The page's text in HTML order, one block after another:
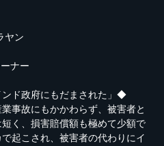
ヤン
ナー
ド政府にもだまされた」◆
事故にもかかわらず、被害者と
く、損害賠償額も極めて少額で
起こされ、被害者の代わりにイ